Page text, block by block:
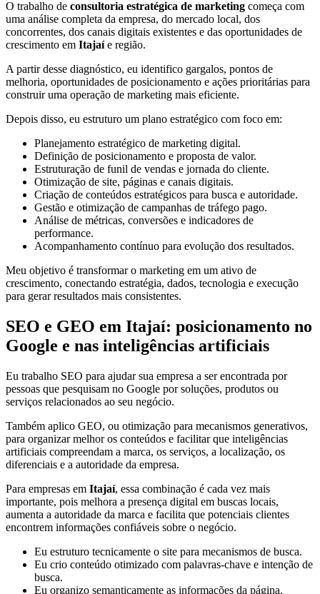
O trabalho de consultoria estratégica de marketing começa com
uma análise completa da empresa, do mercado local, dos
concorrentes, dos canais digitais existentes e das oportunidades de
crescimento em Itajaíe região.
A partir desse diagnóstico, eu identifico gargalos, pontos de
melhoria, oportunidades de posicionamento e ações prioritárias para
construir uma operação de marketing mais eficiente.
Depois disso, eu estruturo um plano estratégico com foco em:
Planejamento estratégico de marketing digital.
Definição de posicionamento e proposta de valor.
Estruturação de funil de vendas e jornada do cliente.
Otimização de site, páginas e canais digitais.
Criação de conteúdos estratégicos para busca e autoridade.
Gestão e otimização de campanhas de tráfego pago.
Análise de métricas, conversões e indicadores de
performance.
Acompanhamento contínuo para evolução dos resultados.
Meu objetivo é transformar o marketing em um ativo de
crescimento, conectando estratégia, dados, tecnologia e execução
para gerar resultados mais consistentes.
SEO e GEO em Itajaí: posicionamento no
Google e nas inteligências artificiais
Eu trabalho SEO para ajudar sua empresa a ser encontrada por
pessoas que pesquisam no Google por soluções, produtos ou
serviços relacionados ao seu negócio.
Também aplico GEO, ou otimização para mecanismos generativos,
para organizar melhor os conteúdos e facilitar que inteligências
artificiais compreendam a marca, os serviços, a localização, os
diferenciais e a autoridade da empresa.
Para empresas em Itajaí, essa combinação é cada vez mais
importante, pois melhora a presença digital em buscas locais,
aumenta a autoridade da marca e facilita que potenciais clientes
encontrem informações confiáveis sobre o negócio.
Eu estruturo tecnicamente o site para mecanismos de busca.
Eu crio conteúdo otimizado com palavras-chave e intenção de
busca.
Eu organizo semanticamente as informações da página.